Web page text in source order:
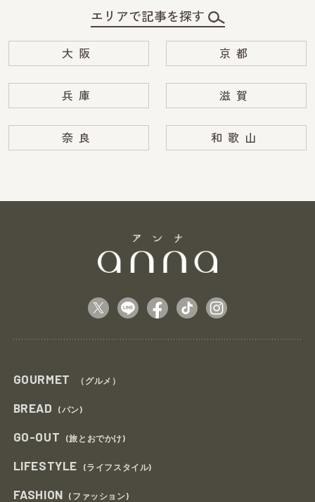
エリアで記事を探す
大阪 京都
兵庫 滋賀
奈良 和歌山
GOURMET （グルメ）
BREAD (パン)
GO-OUT (旅とおでかけ)
LIFESTYLE (ライフスタイル)
FASHION (ファッション)